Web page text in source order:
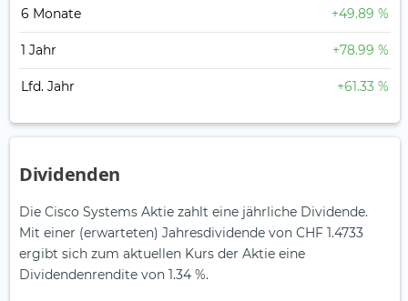
6 Monate +49.89 %
1 Jahr +78.99 %
Lfd. Jahr +61.33 %
Dividenden
Die Cisco Systems Aktie zahlt eine jährliche Dividende.
Mit einer (erwarteten) Jahresdividende von CHF 1.4733
ergibt sich zum aktuellen Kurs der Aktie eine
Dividendenrendite von 1.34 %.